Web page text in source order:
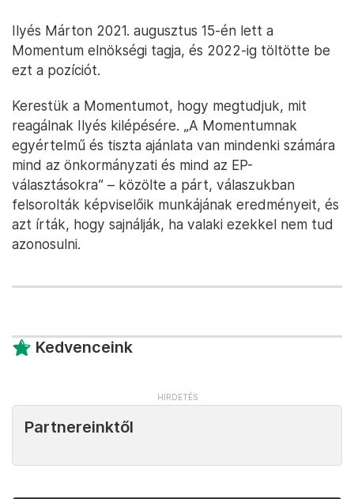
Ilyés Márton 2021. augusztus 15-én lett a
Momentum elnökségi tagja, és 2022-ig töltötte be
ezt a pozíciót.
Kerestük a Momentumot, hogy megtudjuk, mit
reagálnak Ilyés kilépésére. „A Momentumnak
egyértelmű és tiszta ajánlata van mindenki számára
mind az önkormányzati és mind az EP-
választásokra” – közölte a párt, válaszukban
felsorolták képviselőik munkájának eredményeit, és
azt írták, hogy sajnálják, ha valaki ezekkel nem tud
azonosulni.
Kedvenceink
Partnereinktől